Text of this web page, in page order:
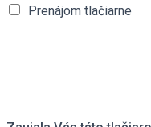
Prenájom tlačiarne